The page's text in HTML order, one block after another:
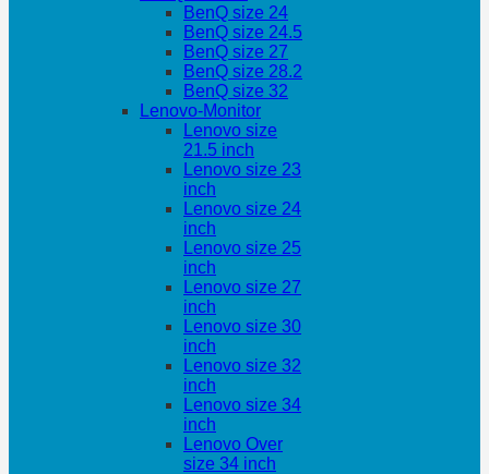
BenQ size 24
BenQ size 24.5
BenQ size 27
BenQ size 28.2
BenQ size 32
Lenovo-Monitor
Lenovo size
21.5 inch
Lenovo size 23
inch
Lenovo size 24
inch
Lenovo size 25
inch
Lenovo size 27
inch
Lenovo size 30
inch
Lenovo size 32
inch
Lenovo size 34
inch
Lenovo Over
size 34 inch